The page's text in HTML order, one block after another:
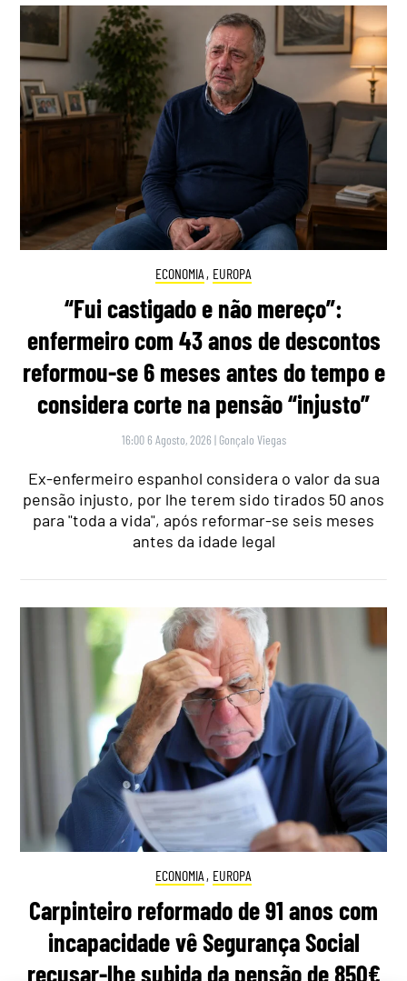
ECONOMIA , EUROPA
“Fui castigado e não mereço”:
enfermeiro com 43 anos de descontos
reformou-se 6 meses antes do tempo e
considera corte na pensão “injusto”
16:00 6 Agosto, 2026 | Gonçalo Viegas
Ex-enfermeiro espanhol considera o valor da sua
pensão injusto, por lhe terem sido tirados 50 anos
para "toda a vida", após reformar-se seis meses
antes da idade legal
ECONOMIA , EUROPA
Carpinteiro reformado de 91 anos com
incapacidade vê Segurança Social
recusar-lhe subida da pensão de 850€